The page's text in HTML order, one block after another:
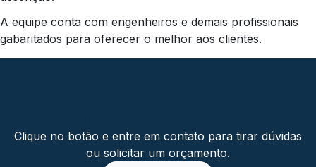
A equipe conta com engenheiros e demais profissionais
gabaritados para oferecer o melhor aos clientes.
Clique no botão e entre em contato para tirar dúvidas
ou solicitar um orçamento.